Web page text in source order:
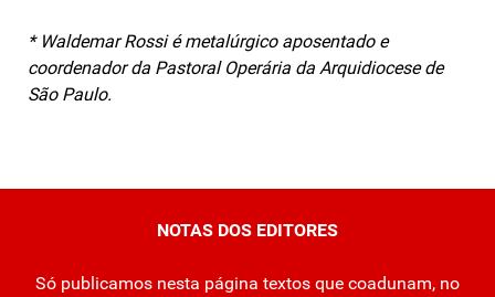
* Waldemar Rossi é metalúrgico aposentado e
coordenador da Pastoral Operária da Arquidiocese de
São Paulo.
NOTAS DOS EDITORES
Só publicamos nesta página textos que coadunam, no